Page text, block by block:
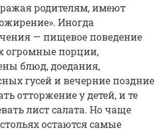
родителям, имеют
Иногда
— пищевое поведение
огромные порции,
блюд, доедания,
гусей и вечерние поздние
отторжение у детей, и те
лист салата. Но чаще
остаются самые